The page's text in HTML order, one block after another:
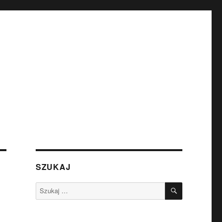
SZUKAJ
Szukaj: SZUKAJ